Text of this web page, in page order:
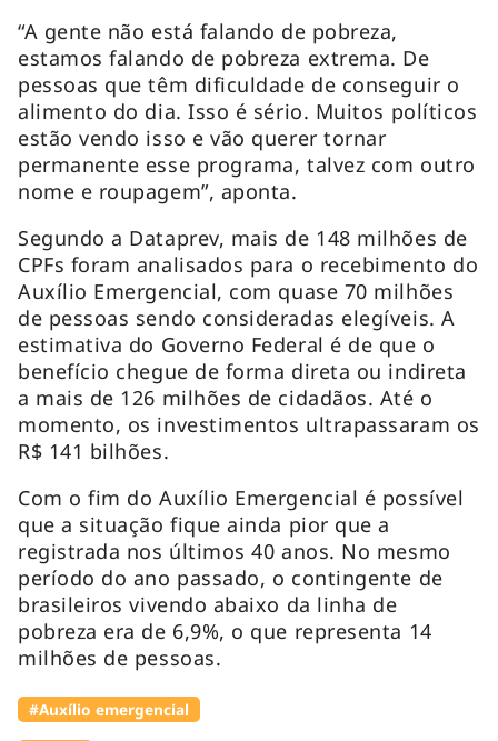
“A gente não está falando de pobreza,
estamos falando de pobreza extrema. De
pessoas que têm dificuldade de conseguir o
alimento do dia. Isso é sério. Muitos políticos
estão vendo isso e vão querer tornar
permanente esse programa, talvez com outro
nome e roupagem”, aponta.
Segundo a Dataprev, mais de 148 milhões de
CPFs foram analisados para o recebimento do
Auxílio Emergencial, com quase 70 milhões
de pessoas sendo consideradas elegíveis. A
estimativa do Governo Federal é de que o
benefício chegue de forma direta ou indireta
a mais de 126 milhões de cidadãos. Até o
momento, os investimentos ultrapassaram os
R$ 141 bilhões.
Com o fim do Auxílio Emergencial é possível
que a situação fique ainda pior que a
registrada nos últimos 40 anos. No mesmo
período do ano passado, o contingente de
brasileiros vivendo abaixo da linha de
pobreza era de 6,9%, o que representa 14
milhões de pessoas.
#Auxílio emergencial